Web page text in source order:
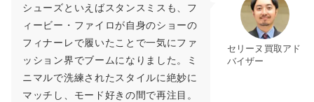
セリーヌ買取アド
バイザー
シューズといえばスタンスミスも、フ
ィービー・ファイロが自身のショーの
フィナーレで履いたことで一気にファ
ッション界でブームになりました。ミ
ニマルで洗練されたスタイルに絶妙に
マッチし、モード好きの間で再注目。